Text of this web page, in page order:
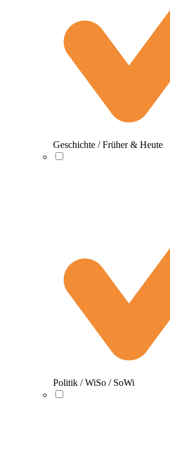
Geschichte / Früher & Heute
Politik / WiSo / SoWi